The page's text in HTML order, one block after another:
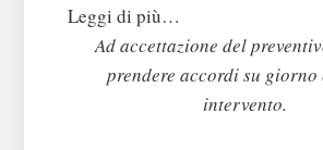
Leggi di più…
Ad accettazione del
prendere accordi su
intervento.